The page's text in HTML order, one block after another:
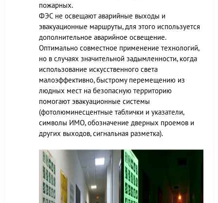
пожарных.
ФЭС не освещают аварийные выходы и
эвакуационные маршруты, для этого используется
дополнительное аварийное освещение.
Оптимально совместное применение технологий,
но в случаях значительной задымленности, когда
использование искусственного света
малоэффективно, быстрому перемещению из
людных мест на безопасную территорию
помогают эвакуационные системы
(фотолюминесцентные таблички и указатели,
символы ИМО, обозначение дверных проемов и
других выходов, сигнальная разметка).